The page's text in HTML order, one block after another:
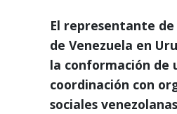
El representante de
de Venezuela en
la conformación de
coordinación con
sociales